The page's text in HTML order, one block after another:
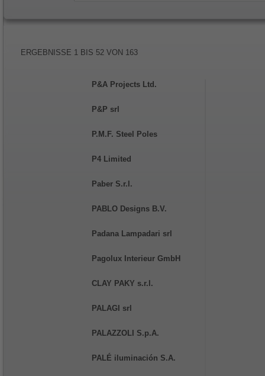
ERGEBNISSE 1 BIS 52 VON 163
P&A Projects Ltd.
P&P srl
P.M.F. Steel Poles
P4 Limited
Paber S.r.l.
PABLO Designs B.V.
Padana Lampadari srl
Pagolux Interieur GmbH
CLAY PAKY s.r.l.
PALAGI srl
PALAZZOLI S.p.A.
PALÉ iluminación S.A.